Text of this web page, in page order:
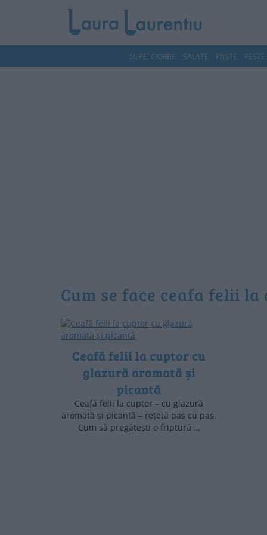
SUPE, CIORBE SALATE PASTE
cum se face ceafa felii
Ceafă felii la cuptor cu
glazură aromată și
picantă
Ceafă felii la cuptor – cu glazură
aromată și picantă – rețetă pas cu pas.
Cum să pregătești o friptură …